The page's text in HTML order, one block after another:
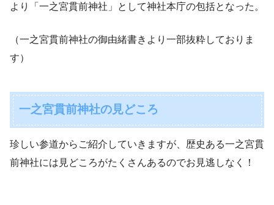
より「一之宮貫前神社」として神社本庁の包括となった。
（一之宮貫前神社の御由緒書きより一部抜粋しておりま
す）
一之宮貫前神社の見どころ
珍しい参道からご紹介していきますが、歴史ある一之宮貫
前神社には見どころがたくさんあるのでお見逃しなく！